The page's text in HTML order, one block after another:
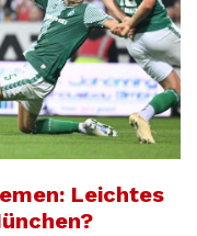
Leichtes